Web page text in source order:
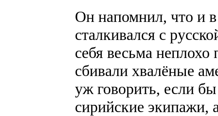
Он напомнил, что и
сталкивался с
себя весьма
сбивали хвалёные
уж говорить, если
сирийские экипажи,